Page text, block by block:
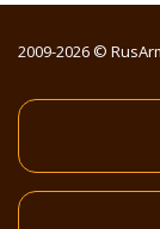
2009-2026 ©